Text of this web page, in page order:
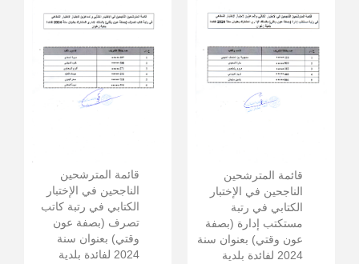
قائمة المترشحين
الناجحين في الإختبار
الكتابي في رتبة
مستكتب إدارة (بصفة
عون وقتي) بعنوان سنة
2024 لفائدة بلدية
قائمة المترشحين
الناجحين في الإختبار
الكتابي في رتبة كاتب
تصرف (بصفة عون
وقتي) بعنوان سنة
2024 لفائدة بلدية